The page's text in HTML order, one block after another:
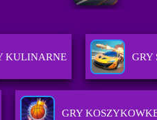
KULINARNE GRY
GRY